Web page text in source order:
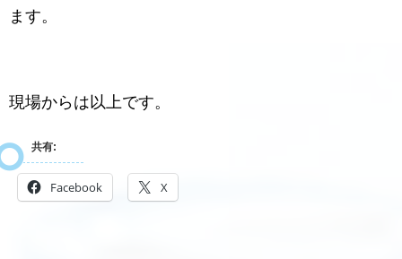
ます。
現場からは以上です。
共有:
Facebook X